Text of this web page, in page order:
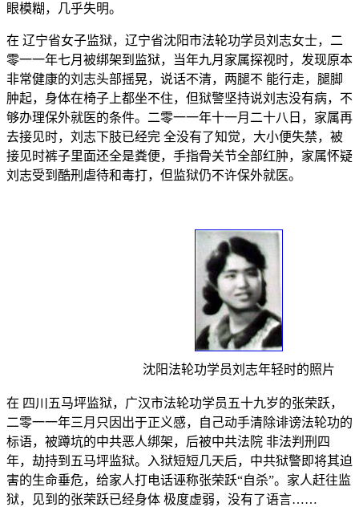
眼模糊，几乎失明。
在 辽宁省女子监狱，辽宁省沈阳市法轮功学员刘志女士，二
零一一年七月被绑架到监狱，当年九月家属探视时，发现原本
非常健康的刘志头部摇晃，说话不清，两腿不 能行走，腿脚
肿起，身体在椅子上都坐不住，但狱警坚持说刘志没有病，不
够办理保外就医的条件。二零一一年十一月二十八日，家属再
去接见时，刘志下肢已经完 全没有了知觉，大小便失禁，被
接见时裤子里面还全是粪便，手指骨关节全部红肿，家属怀疑
刘志受到酷刑虐待和毒打，但监狱仍不许保外就医。
沈阳法轮功学员刘志年轻时的照片
在 四川五马坪监狱，广汉市法轮功学员五十九岁的张荣跃，
二零一一年三月只因出于正义感，自己动手清除诽谤法轮功的
标语，被蹲坑的中共恶人绑架，后被中共法院 非法判刑四
年，劫持到五马坪监狱。入狱短短几天后，中共狱警即将其迫
害的生命垂危，给家人打电话诬称张荣跃“自杀”。家人赶往监
狱，见到的张荣跃已经身体 极度虚弱，没有了语言……